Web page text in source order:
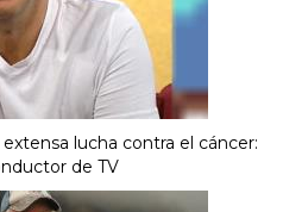
lucha contra el cáncer:
de TV